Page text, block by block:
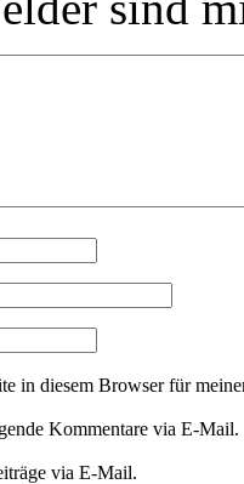
in diesem Browser für
Kommentare via E-Mail.
via E-Mail.